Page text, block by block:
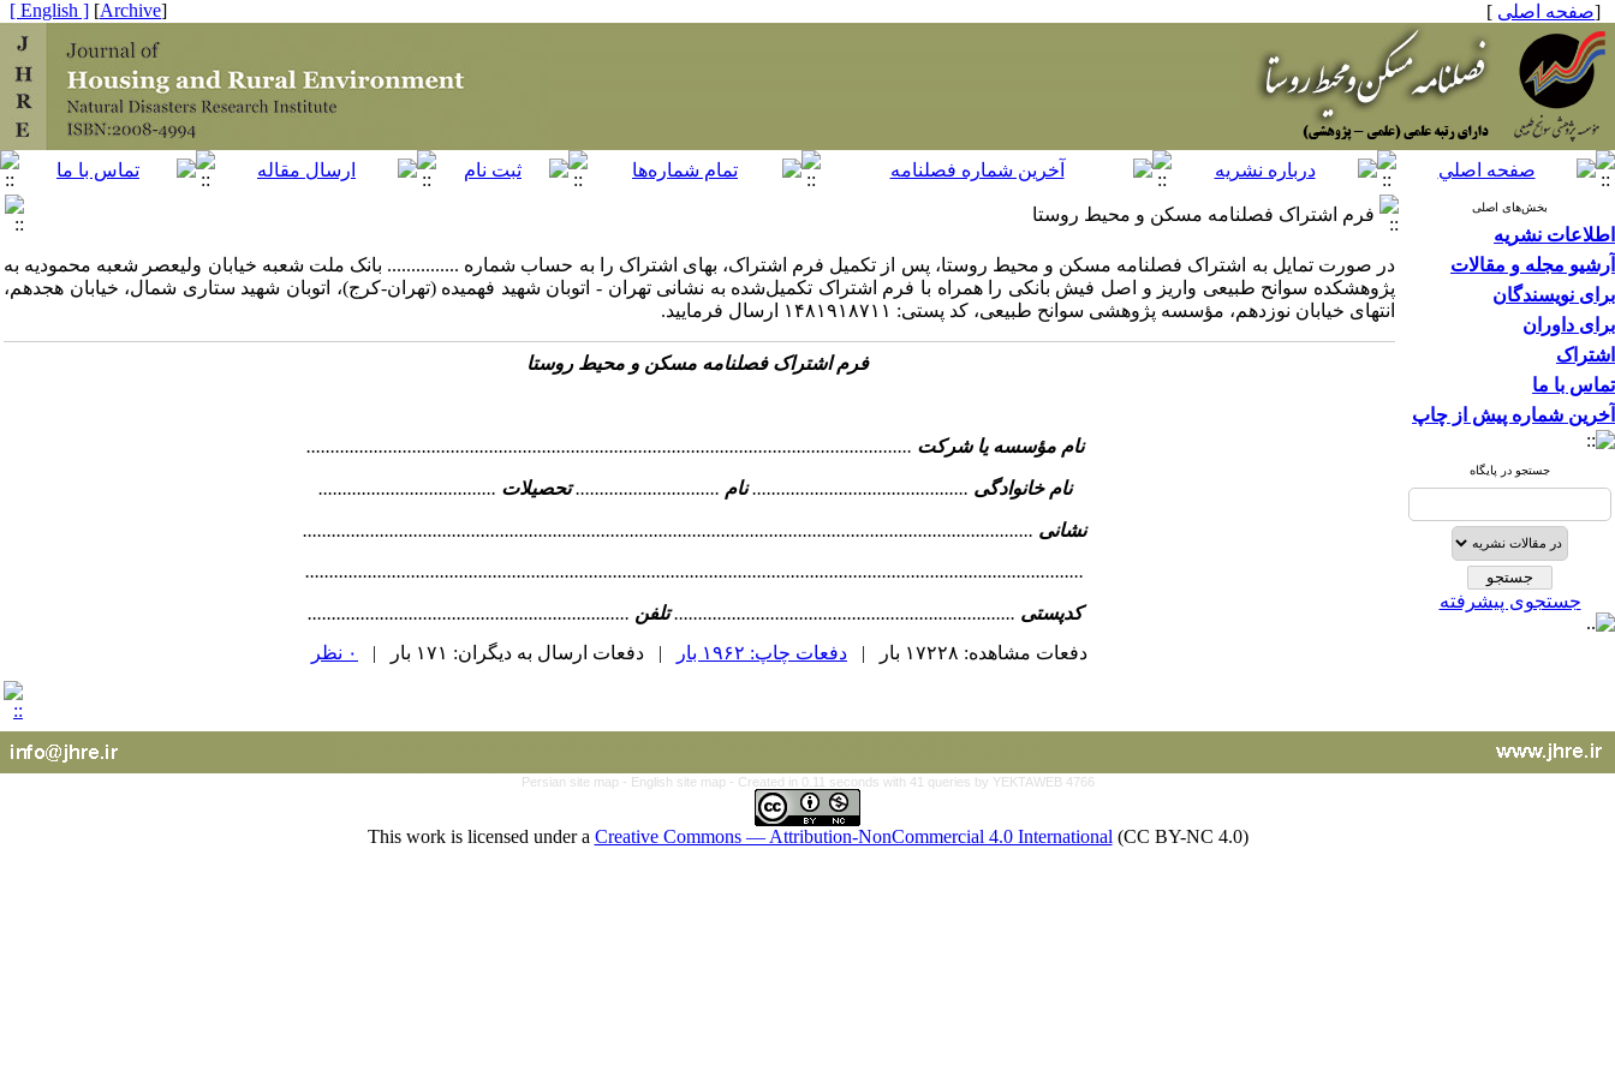
[صفحه اصلی ]
[
Archive
]
[ English ]
بخش‌های اصلی
اطلاعات نشریه
آرشیو مجله و مقالات
برای نویسندگان
برای داوران
اشتراک
تماس با ما
آخرین شماره پیش از چاپ
جستجو در پایگاه
جستجوی پیشرفته
فرم اشتراک فصلنامه مسکن و محیط روستا
در صورت تمایل به اشتراک فصلنامه مسکن و محیط روستا، پس از تکمیل فرم اشتراک، بهای اشتراک را به حساب شماره ............... بانک ملت شعبه خیابان ولیعصر شعبه محمودیه به
پژوهشکده سوانح طبیعی واریز و اصل فیش بانکی را همراه با فرم اشتراک تکمیل‌شده به نشانی تهران - اتوبان شهید فهمیده (تهران-کرج)، اتوبان شهید ستاری شمال، خیابان هجدهم،
انتهای خیابان نوزدهم، مؤسسه پژوهشی سوانح طبیعی، کد پستی: ۱۴۸۱۹۱۸۷۱۱ ارسال فرمایید.
فرم اشتراک فصلنامه مسکن و محیط روستا
نام مؤسسه یا شرکت ..............................................................................................................................
نام خانوادگی .............................................نام ..............................تحصیلات .....................................
نشانی ........................................................................................................................................................
..................................................................................................................................................................
کدپستی .......................................................................تلفن ...................................................................
دفعات مشاهده: ۱۷۲۲۸ بار |
دفعات چاپ: ۱۹۶۲ بار | دفعات ارسال به دیگران: ۱۷۱ بار | ۰ نظر
Persian site map - English site map - Created in 0.11 seconds with 41 queries by YEKTAWEB 4766
This work is licensed under a Creative Commons — Attribution-NonCommercial 4.0 International (CC BY-NC 4.0)